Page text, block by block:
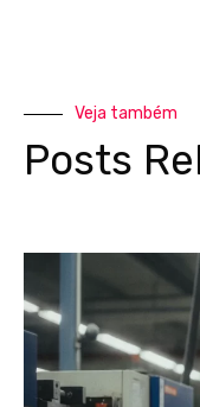
Veja também
Posts